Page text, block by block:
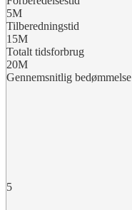
5M
Tilberedningstid
15M
Totalt tidsforbrug
20M
Gennemsnitlig bedømmelse
5